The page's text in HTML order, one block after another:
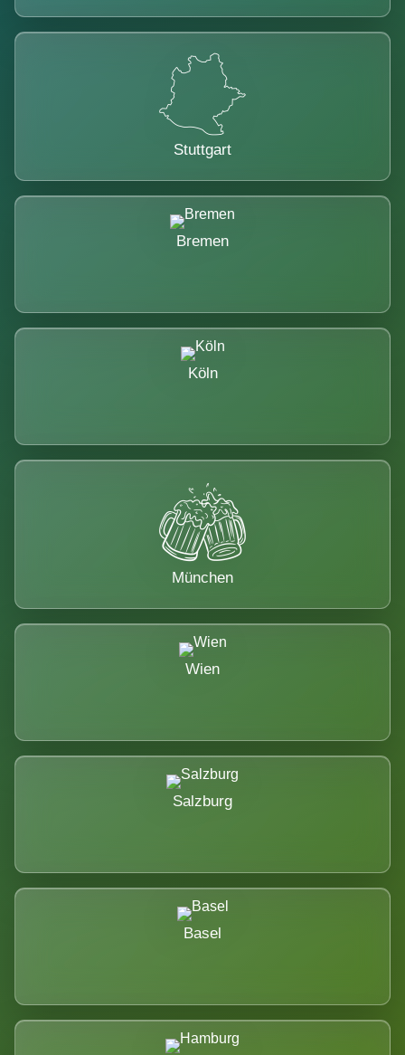
Stuttgart
Bremen
Köln
München
Wien
Salzburg
Basel